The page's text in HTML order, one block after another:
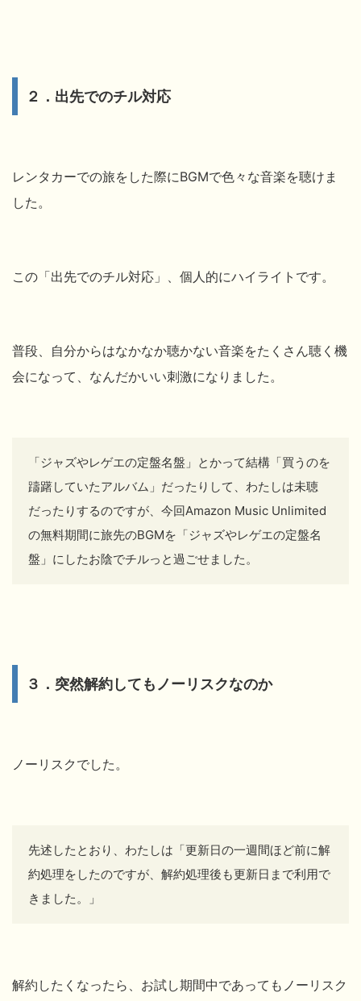
２．出先でのチル対応
レンタカーでの旅をした際にBGMで色々な音楽を聴けま
した。
この「出先でのチル対応」、個人的にハイライトです。
普段、自分からはなかなか聴かない音楽をたくさん聴く機
会になって、なんだかいい刺激になりました。
「ジャズやレゲエの定盤名盤」とかって結構「買うのを
躊躇していたアルバム」だったりして、わたしは未聴
だったりするのですが、今回Amazon Music Unlimited
の無料期間に旅先のBGMを「ジャズやレゲエの定盤名
盤」にしたお陰でチルっと過ごせました。
３．突然解約してもノーリスクなのか
ノーリスクでした。
先述したとおり、わたしは「更新日の一週間ほど前に解
約処理をしたのですが、解約処理後も更新日まで利用で
きました。」
解約したくなったら、お試し期間中であってもノーリスク